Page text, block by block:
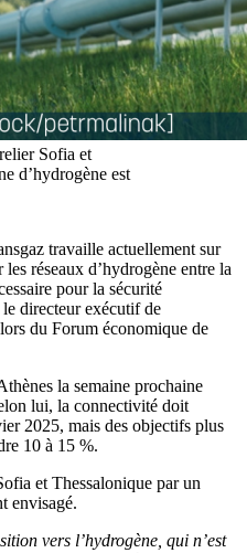
Sofia et
d’hydrogène est
travaille actuellement sur
réseaux d’hydrogène entre la
pour la sécurité
le directeur exécutif de
du Forum économique de
la semaine prochaine
lui, la connectivité doit
2025, mais des objectifs plus
10 à 15 %.
et Thessalonique par un
envisagé.
vers l’hydrogène, qui n’est